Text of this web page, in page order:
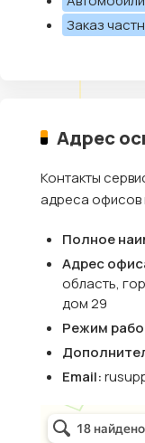
Заказ
Адрес
Контакты
адреса офисов
Полное
Адрес
область,
дом 29
Режим
Email: